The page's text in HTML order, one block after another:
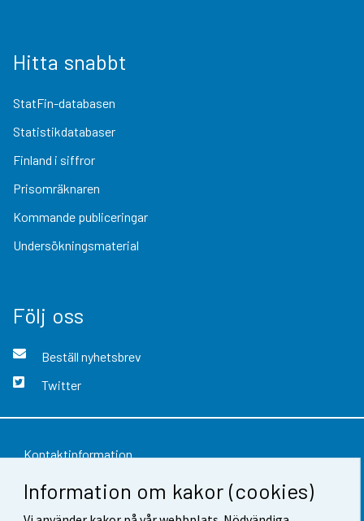
Information om kakor (cookies)
Hitta snabbt
StatFin-databasen
Statistikdatabaser
Finland i siffror
Prisomräknaren
Kommande publiceringar
Undersökningsmaterial
Följ oss
Beställ nyhetsbrev
Twitter
Kontaktinformation
Respons